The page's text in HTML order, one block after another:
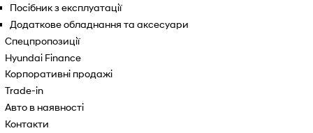
Посібник з експлуатації
Додаткове обладнання та аксесуари
Спецпропозиції
Hyundai Finance
Корпоративні продажі
Trade-in
Авто в наявності
Контакти